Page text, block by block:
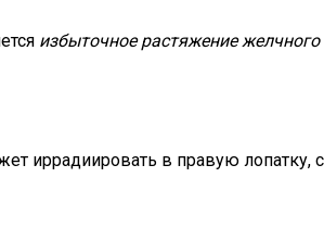
избыточное растяжение
иррадиировать в правую лопатку,